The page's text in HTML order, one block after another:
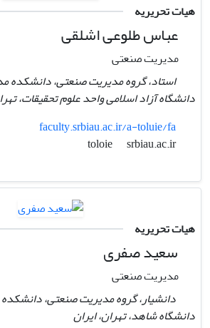
هیات تحریریه
عباس طلوعی اشلقی
مدیریت صنعتی
استاد، گروه مدیریت صنعتی، دانشکده
دانشگاه آزاد اسلامی واحد علوم تحقیقات،
faculty.srbiau.ac.ir/a-toluie/fa
toloie
srbiau.ac.ir
هیات تحریریه
سعید صفری
مدیریت صنعتی
دانشیار، گروه مدیریت صنعتی، دانشکده
دانشگاه شاهد،‌ تهران،‌ ایران